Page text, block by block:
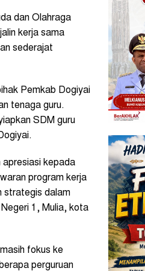
dan Olahraga
kerja sama
sederajat
Pemkab Dogiyai
tenaga guru.
SDM guru
apresiasi kepada
program kerja
strategis dalam
1, Mulia, kota
fokus ke
perguruan